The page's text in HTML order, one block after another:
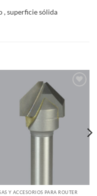
, superficie sólida
Y ACCESORIOS PARA ROUTER